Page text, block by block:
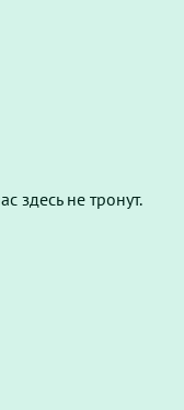
здесь не тронут.